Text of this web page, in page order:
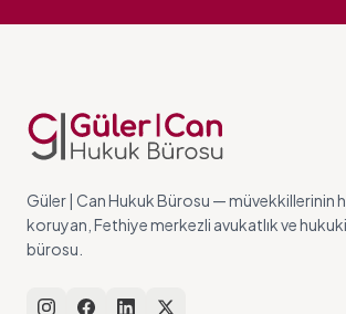
Güler | Can Hukuk Bürosu — müvekkillerinin
koruyan, Fethiye merkezli avukatlık ve hukuki
bürosu.